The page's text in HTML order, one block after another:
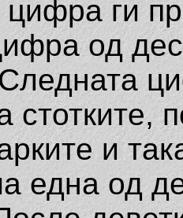
цифра ги
од
стотките,
и
една од